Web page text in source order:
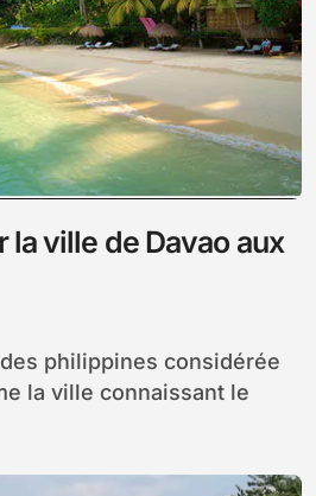
ville de Davao aux
la ville connaissant le